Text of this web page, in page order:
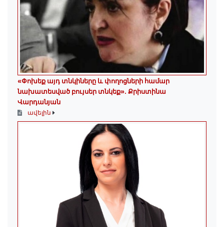
«Փոխեք այդ տնկիները և փողոցների համար
նախատեսված բույսեր տնկեք». Քրիստինա
Վարդանյան
ավելին